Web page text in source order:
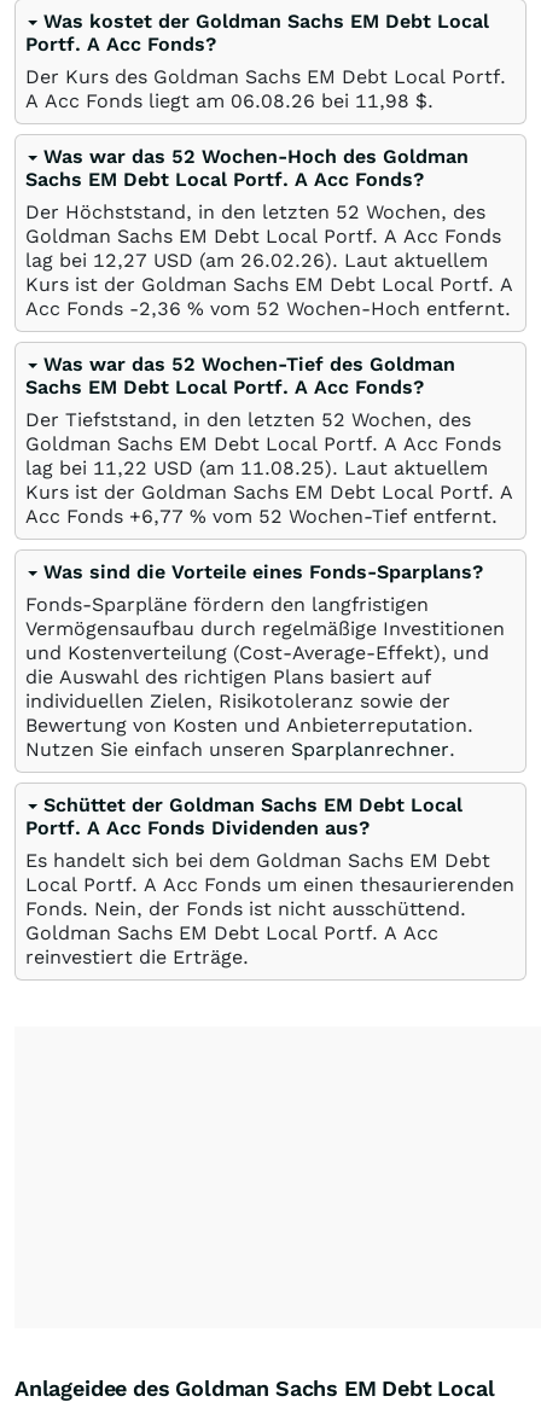
Was kostet der Goldman Sachs EM Debt Local
Portf. A Acc Fonds?
Der Kurs des Goldman Sachs EM Debt Local Portf.
A Acc Fonds liegt am 06.08.26 bei 11,98 $.
Was war das 52 Wochen-Hoch des Goldman
Sachs EM Debt Local Portf. A Acc Fonds?
Der Höchststand, in den letzten 52 Wochen, des
Goldman Sachs EM Debt Local Portf. A Acc Fonds
lag bei 12,27 USD (am 26.02.26). Laut aktuellem
Kurs ist der Goldman Sachs EM Debt Local Portf. A
Acc Fonds -2,36 % vom 52 Wochen-Hoch entfernt.
Was war das 52 Wochen-Tief des Goldman
Sachs EM Debt Local Portf. A Acc Fonds?
Der Tiefststand, in den letzten 52 Wochen, des
Goldman Sachs EM Debt Local Portf. A Acc Fonds
lag bei 11,22 USD (am 11.08.25). Laut aktuellem
Kurs ist der Goldman Sachs EM Debt Local Portf. A
Acc Fonds +6,77 % vom 52 Wochen-Tief entfernt.
Was sind die Vorteile eines Fonds-Sparplans?
Fonds-Sparpläne fördern den langfristigen
Vermögensaufbau durch regelmäßige Investitionen
und Kostenverteilung (Cost-Average-Effekt), und
die Auswahl des richtigen Plans basiert auf
individuellen Zielen, Risikotoleranz sowie der
Bewertung von Kosten und Anbieterreputation.
Nutzen Sie einfach unseren Sparplanrechner.
Schüttet der Goldman Sachs EM Debt Local
Portf. A Acc Fonds Dividenden aus?
Es handelt sich bei dem Goldman Sachs EM Debt
Local Portf. A Acc Fonds um einen thesaurierenden
Fonds. Nein, der Fonds ist nicht ausschüttend.
Goldman Sachs EM Debt Local Portf. A Acc
reinvestiert die Erträge.
Anlageidee des Goldman Sachs EM Debt Local